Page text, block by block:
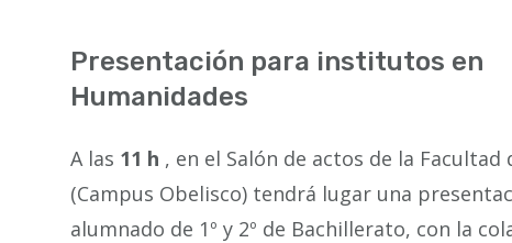
Presentación para institutos en
Humanidades
A las 11 h , en el Salón de actos de la Facultad
(Campus Obelisco) tendrá lugar una
alumnado de 1º y 2º de Bachillerato, con la